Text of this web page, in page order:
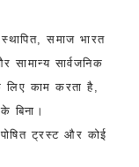
स्थापित,समाज भारत
सामान्य सार्वजनिक
लिए काम करता है,
के बिना।
पोषित ट्रस्ट और कोई